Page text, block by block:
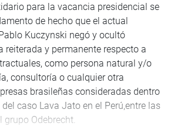
para la vacancia presidencial se
de hecho que el actual
Kuczynski negó y ocultó
reiterada y permanente respecto a
como persona natural y/o
consultoría o cualquier otra
brasileñas consideradas dentro
caso Lava Jato en el Perú,entre las
grupo Odebrecht.